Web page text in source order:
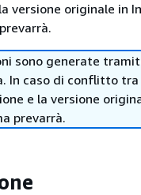
versione originale in
sono generate
In caso di conflitto
e la versione
prevarrà.